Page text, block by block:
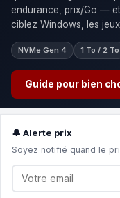
endurance, prix/Go —
ciblez Windows, les
NVMe Gen 4 1 To / 2 To
Guide pour bien
🔔 Alerte prix
Soyez notifié quand le